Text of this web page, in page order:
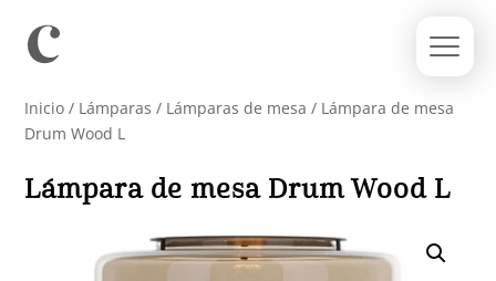
Inicio / Lámparas / Lámparas de mesa / Lámpara de mesa
Drum Wood L
Lámpara de mesa Drum Wood L